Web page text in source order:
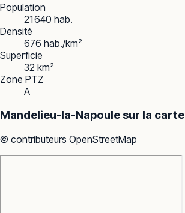
Population
21 640 hab.
Densité
676 hab./km²
Superficie
32 km²
Zone PTZ
A
Mandelieu-la-Napoule sur la carte
© contributeurs OpenStreetMap